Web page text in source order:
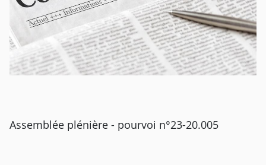
Assemblée plénière - pourvoi n°23-20.005